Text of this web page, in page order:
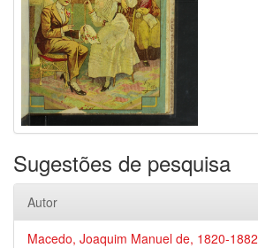
Sugestões de pesquisa
Autor
Macedo, Joaquim Manuel de, 1820-1882